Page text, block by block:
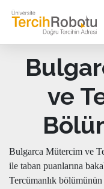
ve
Bulgarca Mütercim ve
ile taban puanlarına
Tercümanlık